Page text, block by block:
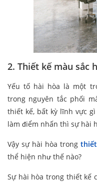
2. Thiết kế màu sắc
Yếu tố hài hòa là một
trong nguyên tắc phối
thiết kế, bất kỳ lĩnh vực
làm điểm nhấn thì sự hài
Vậy sự hài hòa trong
thể hiện như thế nào?
Sự hài hòa trong thiết kế